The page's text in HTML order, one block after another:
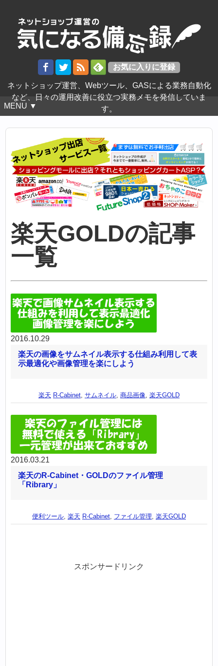
ネットショップ運営、Webツール、GASによる業務自動化
など、日々の運用改善に役立つ実務メモを発信していま
す。
MENU ▼
楽天GOLDの記事
一覧
2016.10.29
楽天の画像をサムネイル表示する仕組み利用して表
示最適化や画像管理を楽にしよう
楽天 R-Cabinet, サムネイル, 商品画像, 楽天GOLD
2016.03.21
楽天のR-Cabinet・GOLDのファイル管理
「Ribrary」
便利ツール, 楽天 R-Cabinet, ファイル管理, 楽天GOLD
スポンサードリンク